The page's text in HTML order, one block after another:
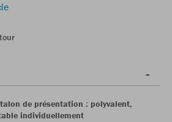
de présentation : polyvalent,
individuellement